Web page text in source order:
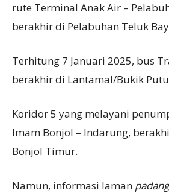
rute Terminal Anak Air –
berakhir di Pelabuhan Teluk
Terhitung 7 Januari 2025, bus
berakhir di Lantamal/Bukik
Koridor 5 yang melayani
Imam Bonjol – Indarung,
Bonjol Timur.
Namun, informasi laman